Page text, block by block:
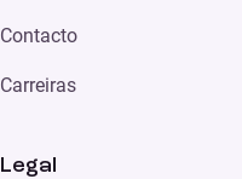
Contacto
Carreiras
Legal